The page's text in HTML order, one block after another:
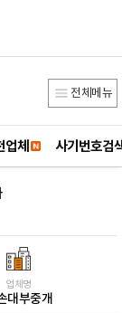
전체메뉴
체 사기번호검
업체명
대부중개